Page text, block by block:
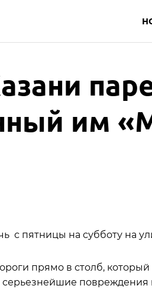
им
с пятницы на субботу на
прямо в столб,
повреждения